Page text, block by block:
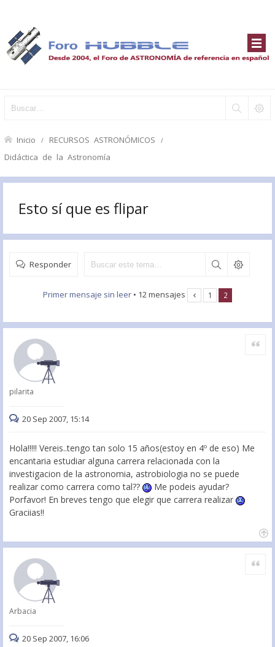
Inicio RECURSOS ASTRONÓMICOS
Didáctica de la Astronomía
Esto sí que es flipar
Responder
Primer mensaje sin leer • 12 mensajes 1 2
pilarita
Citar
20 Sep 2007, 15:14
Hola!!!!! Vereis..tengo tan solo 15 años(estoy en 4º de eso) Me
encantaria estudiar alguna carrera relacionada con la
investigacion de la astronomia, astrobiologia no se puede
realizar como carrera como tal??
Me podeis ayudar?
Porfavor! En breves tengo que elegir que carrera realizar
Graciias!!
Arbacia
Citar
20 Sep 2007, 16:06